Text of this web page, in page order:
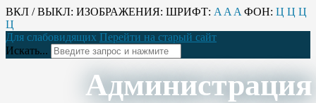
ВКЛ / ВЫКЛ: ИЗОБРАЖЕНИЯ: ШРИФТ: A A A ФОН: Ц Ц Ц
Ц
Для слабовидящих Перейти на старый сайт
Искать...
Администрация